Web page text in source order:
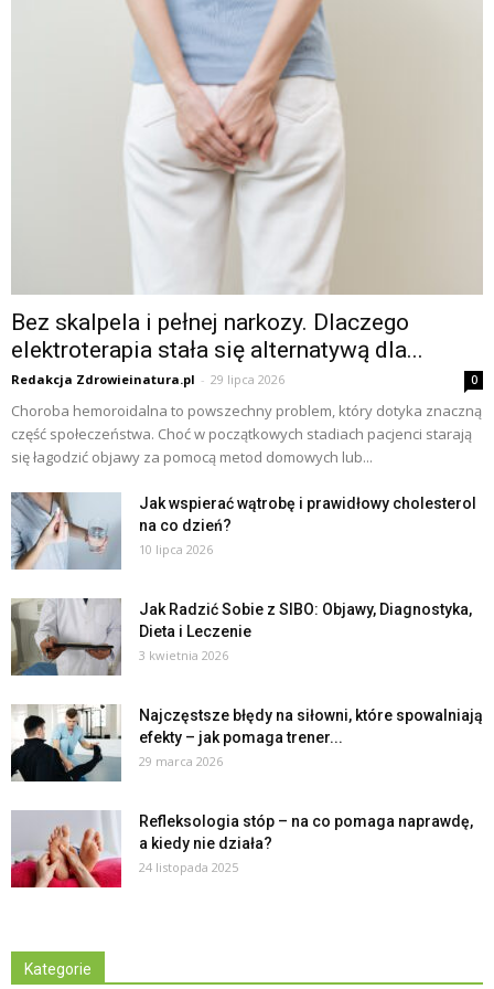
Bez skalpela i pełnej narkozy. Dlaczego
elektroterapia stała się alternatywą dla...
Redakcja Zdrowieinatura.pl - 29 lipca 2026 0
Choroba hemoroidalna to powszechny problem, który dotyka znaczną
część społeczeństwa. Choć w początkowych stadiach pacjenci starają
się łagodzić objawy za pomocą metod domowych lub...
Jak wspierać wątrobę i prawidłowy cholesterol
na co dzień?
10 lipca 2026
Jak Radzić Sobie z SIBO: Objawy, Diagnostyka,
Dieta i Leczenie
3 kwietnia 2026
Najczęstsze błędy na siłowni, które spowalniają
efekty – jak pomaga trener...
29 marca 2026
Refleksologia stóp – na co pomaga naprawdę,
a kiedy nie działa?
24 listopada 2025
Kategorie